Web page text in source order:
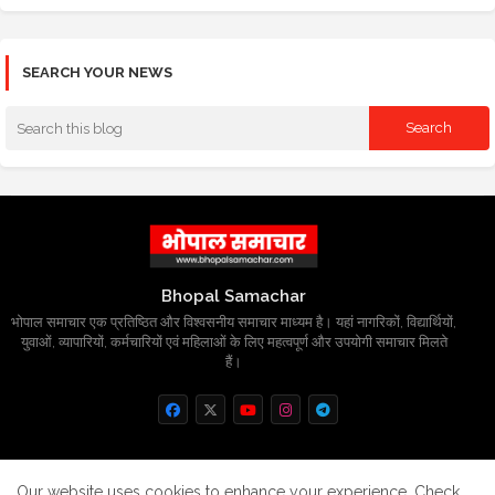
SEARCH YOUR NEWS
Bhopal Samachar
भोपाल समाचार एक प्रतिष्ठित और विश्वसनीय समाचार माध्यम है। यहां नागरिकों, विद्यार्थियों,
युवाओं, व्यापारियों, कर्मचारियों एवं महिलाओं के लिए महत्वपूर्ण और उपयोगी समाचार मिलते
हैं।
Home About Contact us Privacy Policy